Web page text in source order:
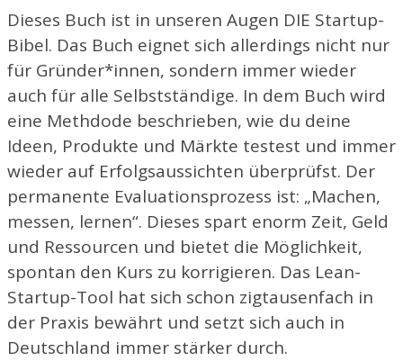
Dieses Buch ist in unseren Augen DIE Startup-
Bibel. Das Buch eignet sich allerdings nicht nur
für Gründer*innen, sondern immer wieder
auch für alle Selbstständige. In dem Buch wird
eine Methdode beschrieben, wie du deine
Ideen, Produkte und Märkte testest und immer
wieder auf Erfolgsaussichten überprüfst. Der
permanente Evaluationsprozess ist: „Machen,
messen, lernen“. Dieses spart enorm Zeit, Geld
und Ressourcen und bietet die Möglichkeit,
spontan den Kurs zu korrigieren. Das Lean-
Startup-Tool hat sich schon zigtausenfach in
der Praxis bewährt und setzt sich auch in
Deutschland immer stärker durch.